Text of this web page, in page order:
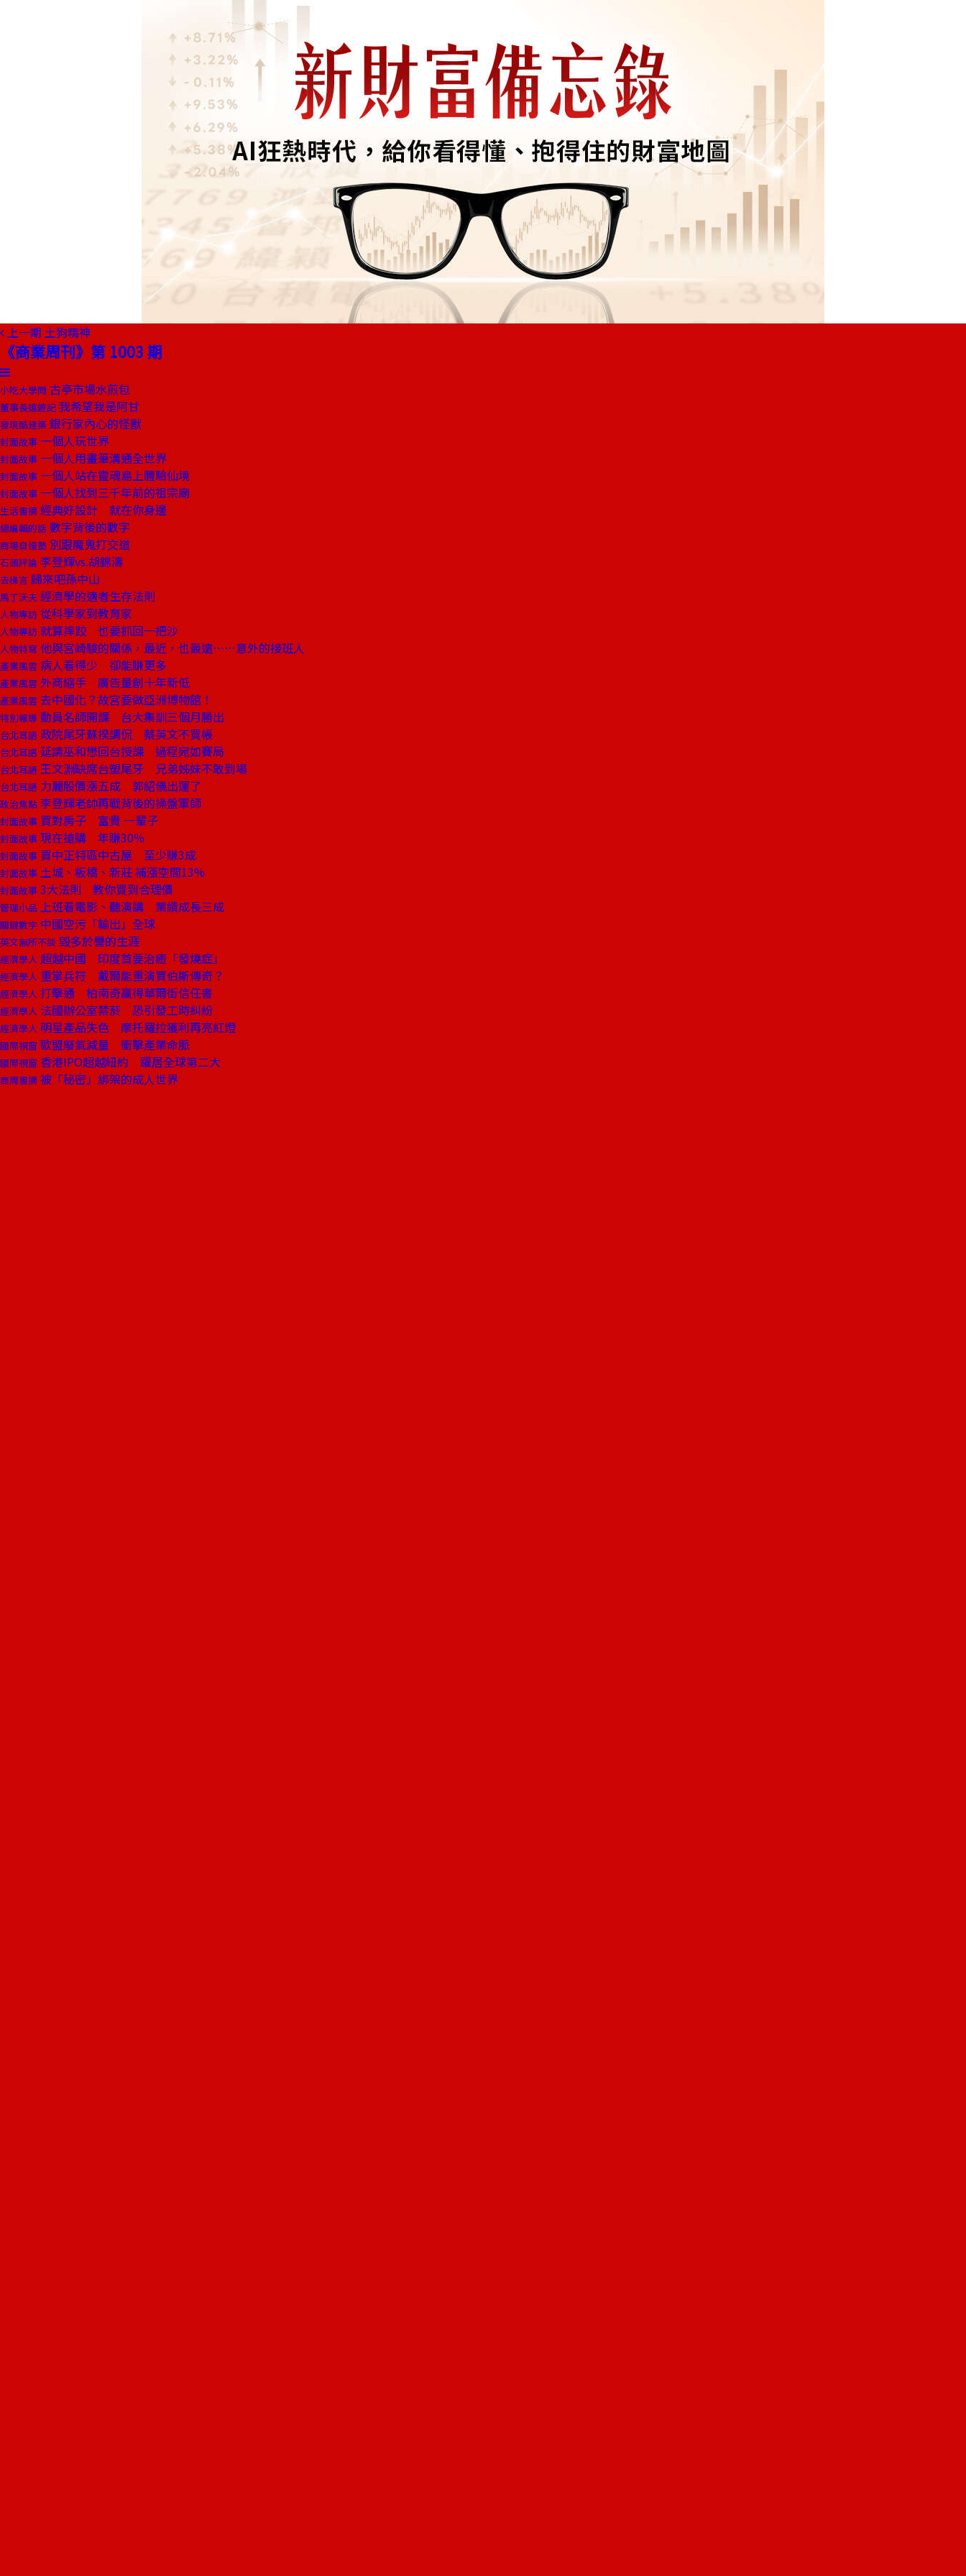
上一期 土狗精神
《商業周刊》第 1003 期
小吃大學問 古亭市場水煎包
董事長嬉遊記 我希望我是阿甘
發現酷建築 銀行家內心的怪獸
封面故事 一個人玩世界
封面故事 一個人用畫筆溝通全世界
封面故事 一個人站在靈魂島上體驗仙境
封面故事 一個人找到三千年前的祖宗廟
生活書摘 經典好設計 就在你身邊
總編輯的話 數字背後的數字
商場自慢塾 別跟魔鬼打交道
石頭評論 李登輝vs.胡錦濤
去梯言 歸來吧孫中山
馬丁沃夫 經濟學的適者生存法則
人物專訪 從科學家到教育家
人物專訪 就算摔跤 也要抓回一把沙
人物特寫 他與宮崎駿的關係，最近，也最遠……意外的接班人
產業風雲 病人看得少 卻能賺更多
產業風雲 外商縮手 廣告量創十年新低
產業風雲 去中國化？故宮要做亞洲博物館！
特別報導 動員名師開課 台大集訓三個月勝出
台北耳語 政院尾牙蘇揆調侃 蔡英文不買帳
台北耳語 延請巫和懋回台授課 過程宛如賽局
台北耳語 王文淵缺席台塑尾牙 兄弟姊妹不敢到場
台北耳語 力麗股價漲五成 郭紹儀出運了
政治焦點 李登輝老帥再戰背後的操盤軍師
封面故事 買對房子 富貴 一輩子
封面故事 現在搶購 年賺30％
封面故事 買中正特區中古屋 至少賺3成
封面故事 土城、板橋、新莊 補漲空間13%
封面故事 3大法則 教你買到合理價
管理小品 上班看電影、聽演講 業績成長三成
關鍵數字 中國空污「輸出」全球
英文無所不談 毀多於譽的生涯
經濟學人 超越中國 印度首要治癒「發燒症」
經濟學人 重掌兵符 戴爾能重演賈伯斯傳奇？
經濟學人 打擊通 柏南奇贏得華爾街信任書
經濟學人 法國辦公室禁菸 恐引發工時糾紛
經濟學人 明星產品失色 摩托羅拉獲利再亮紅燈
國際視窗 歐盟廢氣減量 衝擊產業命脈
國際視窗 香港IPO超越紐約 躍居全球第二大
商周書摘 被「秘密」綁架的成人世界